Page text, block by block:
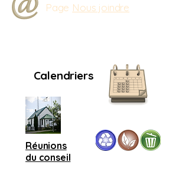
Page Nous joindre
Réunions
du conseil
Calendriers